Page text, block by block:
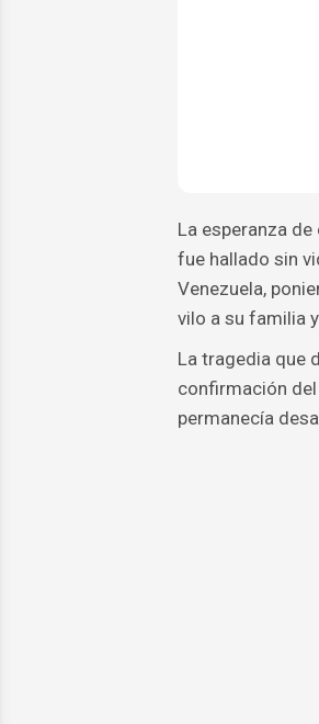
La esperanza
fue hallado sin
Venezuela,
vilo a su familia
La tragedia que
confirmación
permanecía